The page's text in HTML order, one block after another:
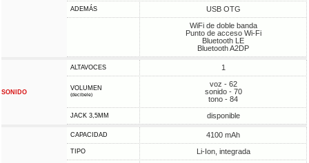
ADEMÁS
USB OTG
WiFi de doble banda
Punto de acceso Wi-Fi
Bluetooth LE
Bluetooth A2DP
SONIDO
ALTAVOCES 1
VOLUMEN
(decibele)
voz - 62
sonido - 70
tono - 84
JACK 3,5MM disponible
CAPACIDAD 4100 mAh
TIPO Li-Ion, integrada